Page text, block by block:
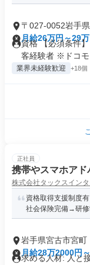
〒027-0052岩手
月給26万円～29万
資格 【必須条件
客経験者 ※ドコモ
業界未経験歓迎 +18個
正社員
携帯やスマホアド
株式会社タックスイン
資格取得支援制度
社会保険完備→研
岩手県宮古市宮町
月給28万2000円
求める人材: 人と